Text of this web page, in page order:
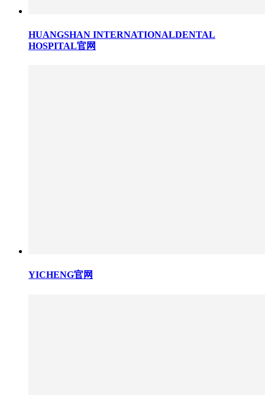
HUANGSHAN INTERNATIONALDENTAL
HOSPITAL官网
YICHENG官网